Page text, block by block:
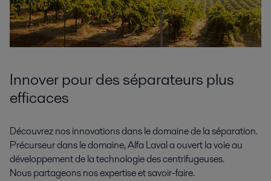
Innover pour des séparateurs plus
efficaces
Découvrez nos innovations dans le domaine de la séparation.
Précurseur dans le domaine, Alfa Laval a ouvert la voie au
développement de la technologie des centrifugeuses.
Nous partageons nos expertise et savoir-faire.